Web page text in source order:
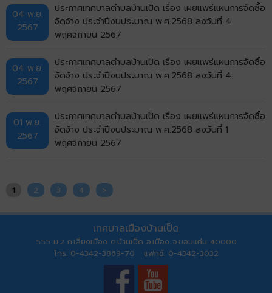
04 พ.ย.
2567
ประกาศเทศบาลตำบลบ้านเป็ด เรื่อง เผยแพร่แผนการจัดซื้อ
จัดจ้าง ประจำปีงบประมาณ พ.ศ.2568 ลงวันที่ 4
พฤศจิกายน 2567
04 พ.ย.
2567
ประกาศเทศบาลตำบลบ้านเป็ด เรื่อง เผยแพร่แผนการจัดซื้อ
จัดจ้าง ประจำปีงบประมาณ พ.ศ.2568 ลงวันที่ 4
พฤศจิกายน 2567
01 พ.ย.
2567
ประกาศเทศบาลตำบลบ้านเป็ด เรื่อง เผยแพร่แผนการจัดซื้อ
จัดจ้าง ประจำปีงบประมาณ พ.ศ.2568 ลงวันที่ 1
พฤศจิกายน 2567
1 2 3 4 >
เทศบาลเมืองบ้านเป็ด
555 ม.2 ถ.เลี่ยงเมือง ต.บ้านเป็ด อ.เมือง จ.ขอนแก่น 40000
โทร. 0-4342-3869-70 แฟกซ์. 0-4342-3032